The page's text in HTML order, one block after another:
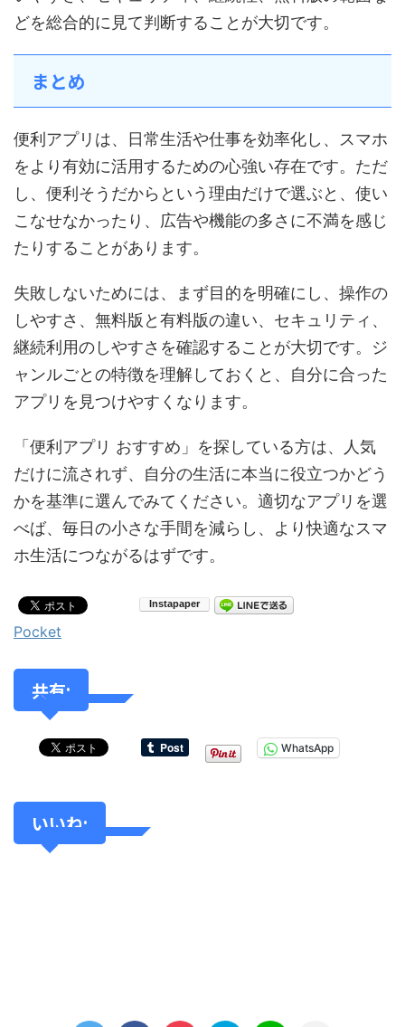
どを総合的に見て判断することが大切です。
まとめ
便利アプリは、日常生活や仕事を効率化し、スマホ
をより有効に活用するための心強い存在です。ただ
し、便利そうだからという理由だけで選ぶと、使い
こなせなかったり、広告や機能の多さに不満を感じ
たりすることがあります。
失敗しないためには、まず目的を明確にし、操作の
しやすさ、無料版と有料版の違い、セキュリティ、
継続利用のしやすさを確認することが大切です。ジ
ャンルごとの特徴を理解しておくと、自分に合った
アプリを見つけやすくなります。
「便利アプリ おすすめ」を探している方は、人気
だけに流されず、自分の生活に本当に役立つかどう
かを基準に選んでみてください。適切なアプリを選
べば、毎日の小さな手間を減らし、より快適なスマ
ホ生活につながるはずです。
Pocket
共有:
WhatsApp
いいね: